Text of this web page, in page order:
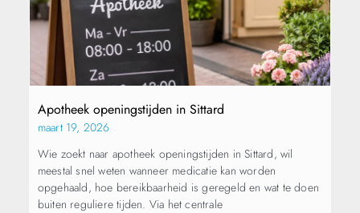
Apotheek openingstijden in Sittard
maart 19, 2026
Wie zoekt naar apotheek openingstijden in Sittard, wil
meestal snel weten wanneer medicatie kan worden
opgehaald, hoe bereikbaarheid is geregeld en wat te doen
buiten reguliere tijden. Via het centrale